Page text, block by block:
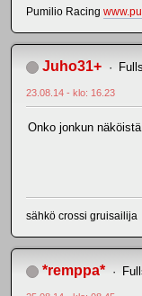
Pumilio Racing
Juho31+
23.08.14 - klo: 16.23
Onko jonkun
sähkö crossi gruisailija
*remppa*